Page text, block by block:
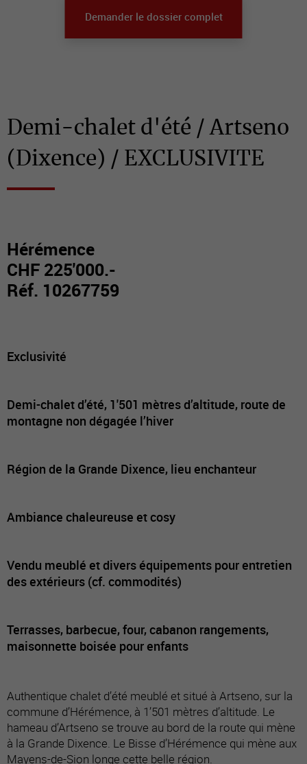
Demi-chalet d'été / Artseno
(Dixence) / EXCLUSIVITE
Hérémence
CHF 225'000.-
Réf. 10267759
Exclusivité
Demi-chalet d’été, 1'501 mètres d’altitude, route de
montagne non dégagée l’hiver
Région de la Grande Dixence, lieu enchanteur
Ambiance chaleureuse et cosy
Vendu meublé et divers équipements pour entretien
des extérieurs (cf. commodités)
Terrasses, barbecue, four, cabanon rangements,
maisonnette boisée pour enfants
Authentique chalet d’été meublé et situé à Artseno, sur la
commune d’Hérémence, à 1’501 mètres d’altitude. Le
hameau d’Artseno se trouve au bord de la route qui mène
à la Grande Dixence. Le Bisse d’Hérémence qui mène aux
Mayens-de-Sion longe cette belle région.
Demander le dossier complet